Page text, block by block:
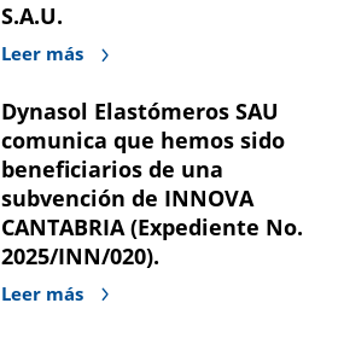
S.A.U.
Leer más
Dynasol Elastómeros SAU
comunica que hemos sido
beneficiarios de una
subvención de INNOVA
CANTABRIA (Expediente No.
2025/INN/020).
Leer más